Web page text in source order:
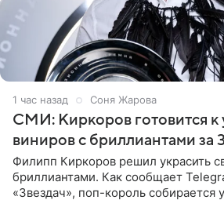
1 час назад Соня Жарова
СМИ: Киркоров готовится к
виниров с бриллиантами за
Филипп Киркоров решил украсить
бриллиантами. Как сообщает
«Звездач», поп-король собирается